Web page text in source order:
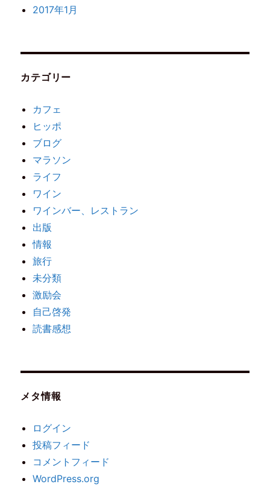
2017年1月
カテゴリー
カフェ
ヒッポ
ブログ
マラソン
ライフ
ワイン
ワインバー、レストラン
出版
情報
旅行
未分類
激励会
自己啓発
読書感想
メタ情報
ログイン
投稿フィード
コメントフィード
WordPress.org